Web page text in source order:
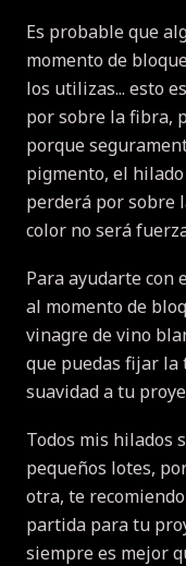
Es probable que
momento de
los utilizas... esto
por sobre la fibra,
porque
pigmento, el
perderá por sobre
color no será
Para ayudarte con
al momento de
vinagre de vino
que puedas fijar
suavidad a tu
Todos mis hilados
pequeños lotes,
otra, te
partida para tu
siempre es mejor